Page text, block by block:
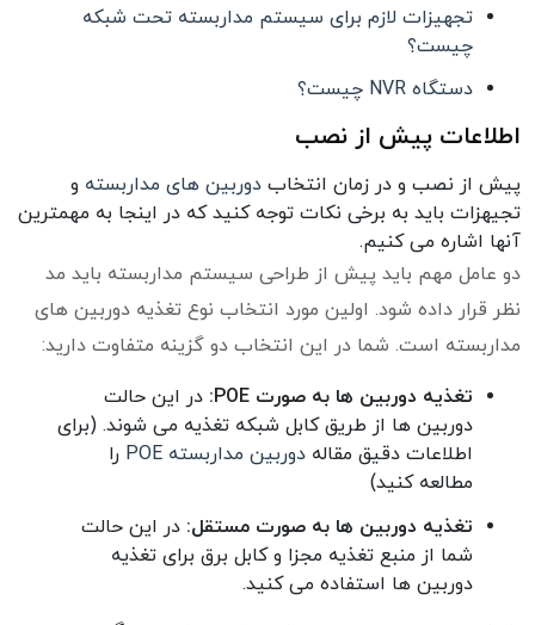
تجهیزات لازم برای سیستم مداربسته تحت شبکه
چیست؟
دستگاه NVR چیست؟
اطلاعات پیش از نصب
پیش از نصب و در زمان انتخاب دوربین های مداربسته و
تجیهزات باید به برخی نکات توجه کنید که در اینجا به مهمترین
آنها اشاره می کنیم.
دو عامل مهم باید پیش از طراحی سیستم مداربسته باید مد
نظر قرار داده شود. اولین مورد انتخاب نوع تغذیه دوربین های
مداربسته است. شما در این انتخاب دو گزینه متفاوت دارید:
تغذیه دوربین ها به صورت POE:
در این حالت
دوربین ها از طریق کابل شبکه تغذیه می شوند. (برای
اطلاعات دقیق مقاله دوربین مداربسته POE
را
مطالعه کنید)
تغذیه دوربین ها به صورت مستقل: در این حالت
شما از منبع تغذیه مجزا و کابل برق برای تغذیه
دوربین ها استفاده می کنید.